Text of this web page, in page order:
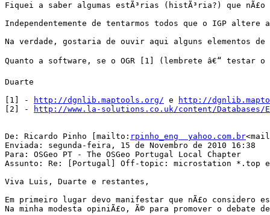
Fiquei a saber algumas estÃ³rias (histÃ³ria?) que
Independentemente de tentarmos todos que o IGP
Na verdade, gostaria de ouvir aqui alguns elementos de
Quanto a software, se o OGR [1] (lembrete â€“ testar o
Duarte
[1] -
http://dgnlib.maptools.org/ e
http://
[2] -
http://www.la-solutions.co.uk/content/Databases/
De: Ricardo Pinho [mailto: rpinho_eng  yahoo.com.br
Enviada: segunda-feira, 15 de Novembro de 2010 16:38
Para: OSGeo PT - The OSGeo Portugal Local Chapter
Assunto: Re: [Portugal] Off-topic: microstation *.top
Viva Luis, Duarte e restantes,
Em primeiro lugar devo manifestar que nÃ£o
Na minha modesta opiniÃ£o, Ã© para promover o